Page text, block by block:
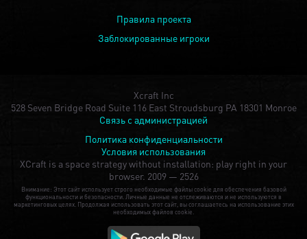
Правила проекта
Заблокированные игроки
Xcraft Inc
528 Seven Bridge Road Suite 116 East Stroudsburg PA 18301 Monroe
Связь с администрацией
Политика конфиденциальности
Условия использования
XCraft is a space strategy without installation: play right in your
browser. 2009 — 2526
Внимание: Этот сайт использует строго необходимые файлы cookie для обеспечения базовой
функциональности и безопасности. Личные данные не отслеживаются и не используются в
маркетинговых целях. Продолжая использовать этот сайт, вы соглашаетесь на использование этих
необходимых файлов cookie.